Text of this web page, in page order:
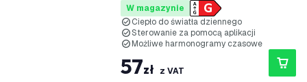
Bluetooth Mesh
W magazynie
Ciepło do światła dziennego
Sterowanie za pomocą aplikacji
Możliwe harmonogramy czasowe
57zł z VAT